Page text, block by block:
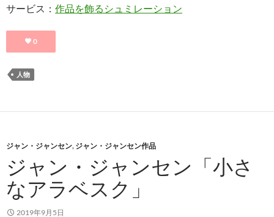
サービス： 作品を飾るシュミレーション
0
人物
ジャン・ジャンセン, ジャン・ジャンセン作品
ジャン・ジャンセン「小さ
なアラベスク」
2019年9月5日